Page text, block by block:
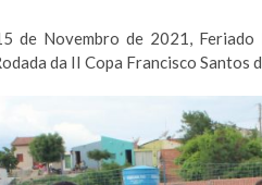
de Novembro de 2021,
da II Copa Francisco Santos